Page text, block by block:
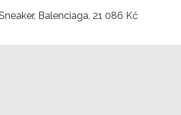
Balenciaga, 21 086 Kč